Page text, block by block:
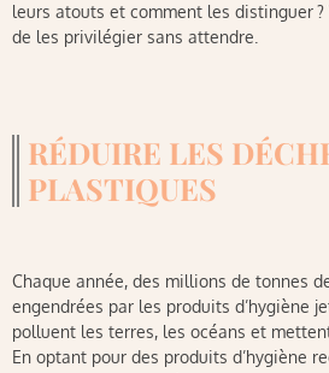
leurs atouts et comment les distinguer
de les privilégier sans attendre.
RÉDUIRE LES
PLASTIQUES
Chaque année, des millions de tonnes
engendrées par les produits d’hygiène
polluent les terres, les océans et
En optant pour des produits d’hygiène